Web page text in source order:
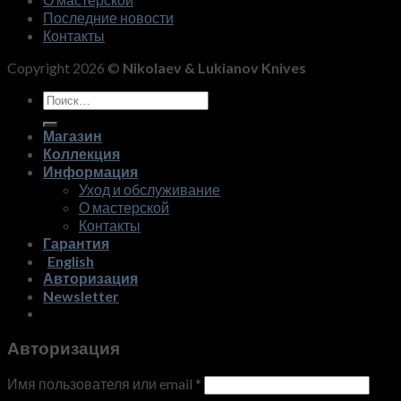
Последние новости
Контакты
Copyright 2026 © Nikolaev & Lukianov Knives
Искать:
Магазин
Коллекция
Информация
Уход и обслуживание
О мастерской
Контакты
Гарантия
English
Авторизация
Newsletter
Авторизация
Имя пользователя или email *